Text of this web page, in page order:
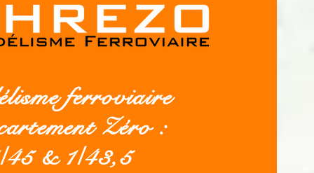
ferroviaire
Zéro :
45 & 1/43,5